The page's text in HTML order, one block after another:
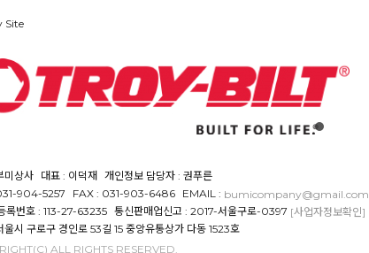
Site
미상사 대표 : 이덕재
개인정보 담당자 : 권푸른
904-5257
FAX : 031-903-6486 EMAIL : bumicompany@gmail.com
록번호 : 113-27-63235 통신판매업신고 : 2017-서울구로-0397 [사업자정보확인]
울시 구로구 경인로 53길 15 중앙유통상가 다동 1523호
ALL RIGHTS RESERVED.